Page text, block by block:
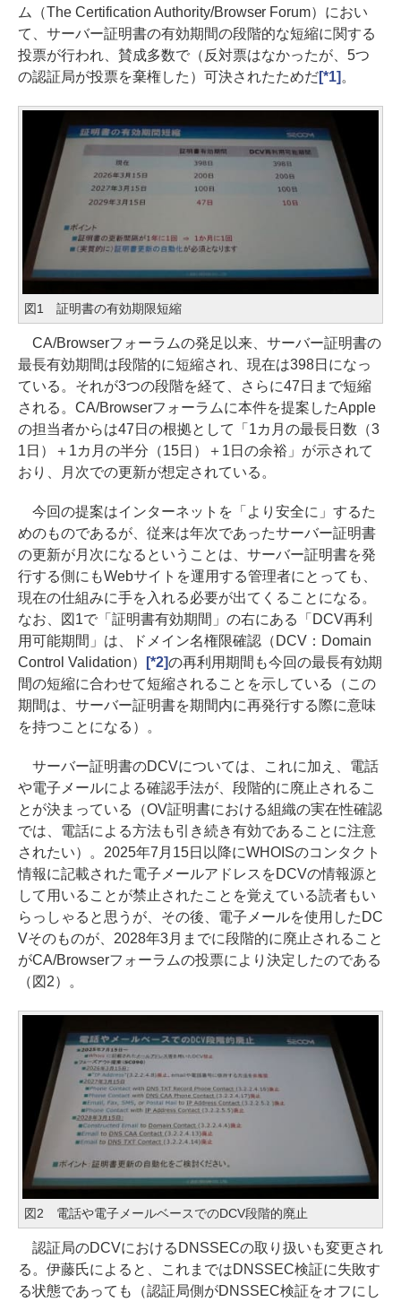
ム（The Certification Authority/Browser Forum）におい
て、サーバー証明書の有効期間の段階的な短縮に関する
投票が行われ、賛成多数で（反対票はなかったが、5つ
の認証局が投票を棄権した）可決されたためだ[*1] 。
図1 証明書の有効期限短縮
CA/Browserフォーラムの発足以来、サーバー証明書の
最長有効期間は段階的に短縮され、現在は398日になっ
ている。それが3つの段階を経て、さらに47日まで短縮
される。CA/Browserフォーラムに本件を提案したApple
の担当者からは47日の根拠として「1カ月の最長日数（3
1日）＋1カ月の半分（15日）＋1日の余裕」が示されて
おり、月次での更新が想定されている。
今回の提案はインターネットを「より安全に」するた
めのものであるが、従来は年次であったサーバー証明書
の更新が月次になるということは、サーバー証明書を発
行する側にもWebサイトを運用する管理者にとっても、
現在の仕組みに手を入れる必要が出てくることになる。
なお、図1で「証明書有効期間」の右にある「DCV再利
用可能期間」は、ドメイン名権限確認（DCV：Domain
Control Validation）
[*2]の再利用期間も今回の最長有効期
間の短縮に合わせて短縮されることを示している（この
期間は、サーバー証明書を期間内に再発行する際に意味
を持つことになる）。
サーバー証明書のDCVについては、これに加え、電話
や電子メールによる確認手法が、段階的に廃止されるこ
とが決まっている（OV証明書における組織の実在性確認
では、電話による方法も引き続き有効であることに注意
されたい）。2025年7月15日以降にWHOISのコンタクト
情報に記載された電子メールアドレスをDCVの情報源と
して用いることが禁止されたことを覚えている読者もい
らっしゃると思うが、その後、電子メールを使用したDC
Vそのものが、2028年3月までに段階的に廃止されること
がCA/Browserフォーラムの投票により決定したのである
（図2）。
図2 電話や電子メールベースでのDCV段階的廃止
認証局のDCVにおけるDNSSECの取り扱いも変更され
る。伊藤氏によると、これまではDNSSEC検証に失敗す
る状態であっても（認証局側がDNSSEC検証をオフにし